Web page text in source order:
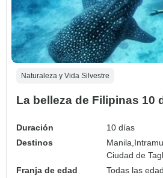
Naturaleza y Vida Silvestre
La belleza de Filipinas 10
Duración
10 días
Destinos
Manila,
Ciudad de
Franja de edad
Todas las